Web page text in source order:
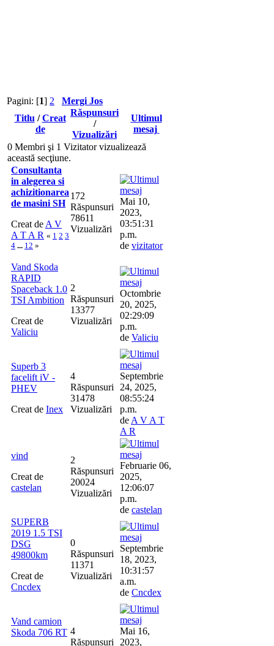
Pagini: [1] 2
Mergi Jos
Titlu /Creat
de
Răspunsuri
/
Vizualizări
Ultimul
mesaj
0 Membri şi 1 Vizitator vizualizează
această secţiune.
Consultanta
in alegerea si
achizitionarea
de masini SH
Creat de A V
A T A R « 1 2 3
4 ... 12 »
172
Răspunsuri
78611
Vizualizări
Mai 10,
2023,
03:51:31
p.m.
de vizitator
Vand Skoda
RAPID
Spaceback 1.0
TSI Ambition
Creat de
Valiciu
2
Răspunsuri
13377
Vizualizări
Octombrie
20, 2025,
02:29:09
p.m.
de Valiciu
Superb 3
facelift iV -
PHEV
Creat de Inex
4
Răspunsuri
31478
Vizualizări
Septembrie
24, 2025,
08:55:24
p.m.
de A V A T
A R
vind
Creat de
castelan
2
Răspunsuri
20024
Vizualizări
Februarie 06,
2025,
12:06:07
p.m.
de castelan
SUPERB
2019 1.5 TSI
DSG
49800km
Creat de
Cncdex
0
Răspunsuri
11371
Vizualizări
Septembrie
18, 2023,
10:31:57
a.m.
de Cncdex
Vand camion
Skoda 706 RT 4
Răspunsuri
Mai 16,
2023,